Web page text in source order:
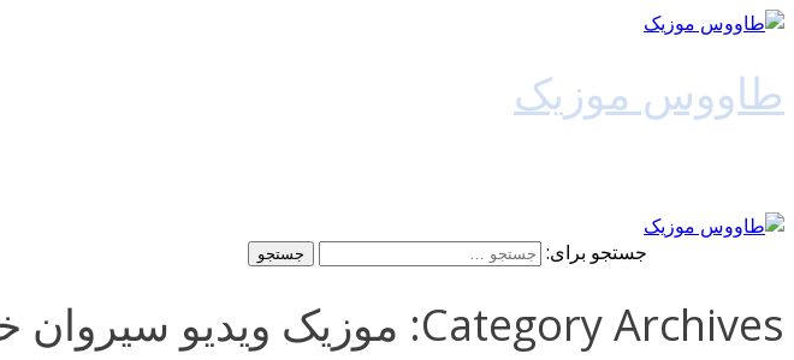
طاووس موزیک
جستجو برای:
Category Archives: موزیک ویدیو سیروان خسروی